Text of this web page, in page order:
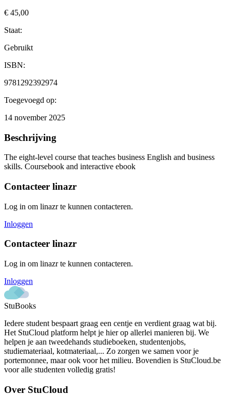
€ 45,00
Staat:
Gebruikt
ISBN:
9781292392974
Toegevoegd op:
14 november 2025
Beschrijving
The eight-level course that teaches business English and business
skills. Coursebook and interactive ebook
Contacteer linazr
Log in om linazrte kunnen contacteren.
Inloggen
Contacteer linazr
Log in om linazrte kunnen contacteren.
Inloggen
StuBooks
Iedere student bespaart graag een centje en verdient graag wat bij.
Het StuCloud platform helpt je hier op allerlei manieren bij. We
helpen je aan tweedehands studieboeken, studentenjobs,
studiemateriaal, kotmateriaal,... Zo zorgen we samen voor je
portemonnee, maar ook voor het milieu. Bovendien is StuCloud.be
voor alle studenten volledig gratis!
Over StuCloud